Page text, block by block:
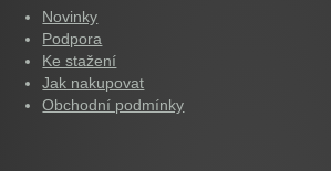
Novinky
Podpora
Ke stažení
Jak nakupovat
Obchodní podmínky